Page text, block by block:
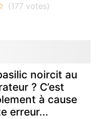
noircit au
? C’est
à cause
erreur...